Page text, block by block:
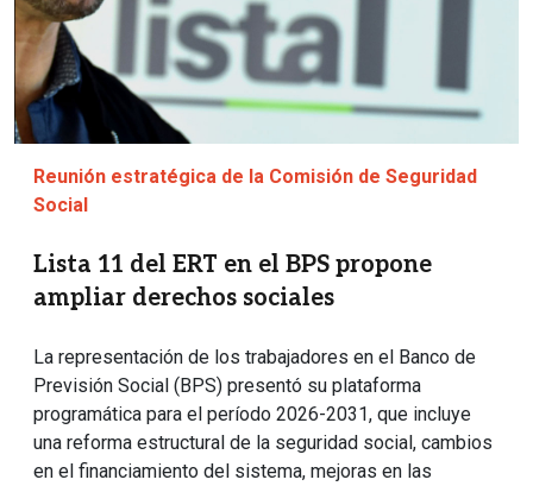
Reunión estratégica de la Comisión de Seguridad
Social
Lista 11 del ERT en el BPS propone
ampliar derechos sociales
La representación de los trabajadores en el Banco de
Previsión Social (BPS) presentó su plataforma
programática para el período 2026-2031, que incluye
una reforma estructural de la seguridad social, cambios
en el financiamiento del sistema, mejoras en las